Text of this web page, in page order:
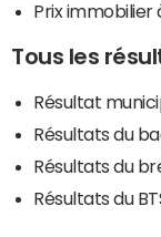
Prix immobilier
Tous les
Résultat
Résultats du
Résultats du
Résultats du